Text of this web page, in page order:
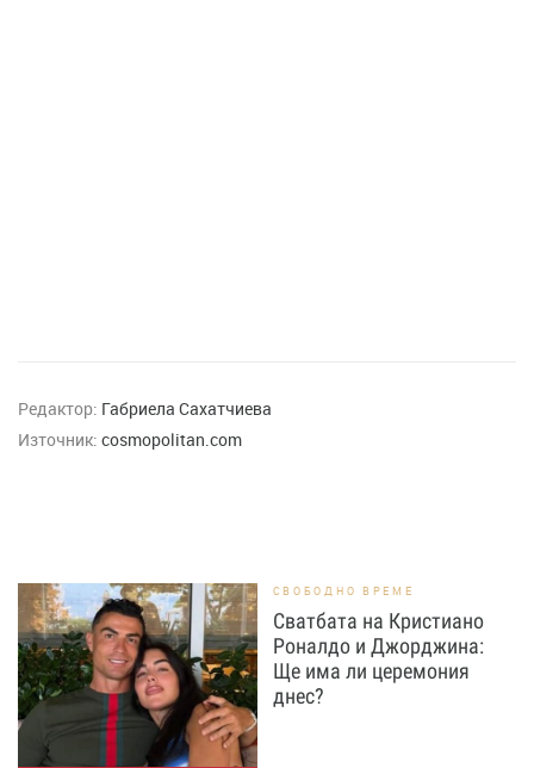
Редактор: Габриела Сахатчиева
Източник: cosmopolitan.com
СВОБОДНО ВРЕМЕ
Сватбата на Кристиано
Роналдо и Джорджина:
Ще има ли церемония
днес?